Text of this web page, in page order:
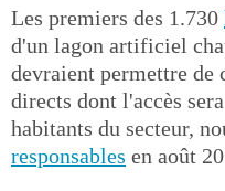
Les premiers des 1.730
d'un lagon artificiel
devraient permettre de
directs dont l'accès
habitants du secteur,
responsables en août